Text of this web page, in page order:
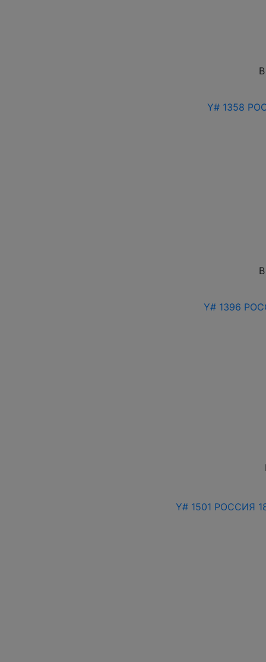
Y# 1358
Y# 1396
Y# 1501 РОССИЯ